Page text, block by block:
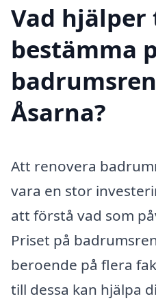
Vad
bestämma
Åsarna?
Att renovera
vara en stor
att förstå vad som
Priset på
beroende på flera
till dessa kan hjälpa